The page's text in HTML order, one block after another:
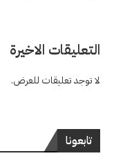
التعليقات الاخيرة
لا توجد تعليقات للعرض.
تابعونا